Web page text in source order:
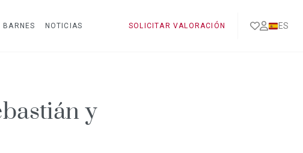
BARNES NOTICIAS SOLICITAR VALORACIÓN ES
y